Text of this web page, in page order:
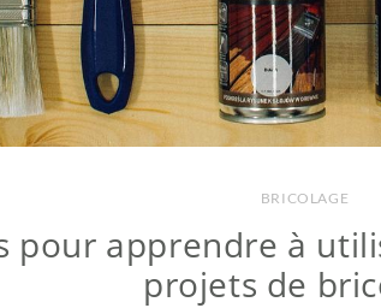
BRICOLAGE
pour apprendre à
projets de